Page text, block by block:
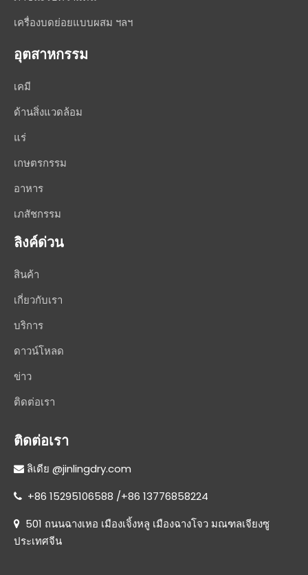
เครื่องบดย่อยแบบผสม ฯลฯ
อุตสาหกรรม
เคมี
ด้านสิ่งแวดล้อม
แร่
เกษตรกรรม
อาหาร
เภสัชกรรม
ลิงค์ด่วน
สินค้า
เกี่ยวกับเรา
บริการ
ดาวน์โหลด
ข่าว
ติดต่อเรา
ติดต่อเรา
 ลิเดีย @jinlingdry.com
 +86 15295106588 /+86 13776858224
 501 ถนนฉางเหอ เมืองเจิ้งหลู เมืองฉางโจว มณฑลเจียงซู
ประเทศจีน